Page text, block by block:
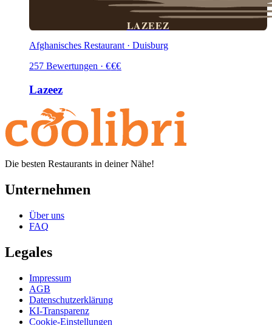
LAZEEZ
Afghanisches Restaurant · Duisburg
257 Bewertungen · €€€
Lazeez
Die besten Restaurants in deiner Nähe!
Unternehmen
Über uns
FAQ
Legales
Impressum
AGB
Datenschutzerklärung
KI-Transparenz
Cookie-Einstellungen